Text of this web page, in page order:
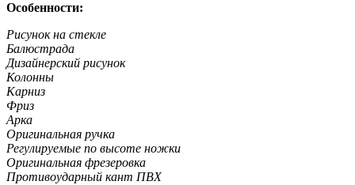
Особенности:
Рисунок на стекле
Балюстрада
Дизайнерский рисунок
Колонны
Карниз
Фриз
Арка
Оригинальная ручка
Регулируемые по высоте ножки
Оригинальная фрезеровка
Противоударный кант ПВХ